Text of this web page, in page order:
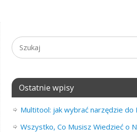
Ostatnie wpisy
Multitool: jak wybrać narzędzie do
Wszystko, Co Musisz Wiedzieć o